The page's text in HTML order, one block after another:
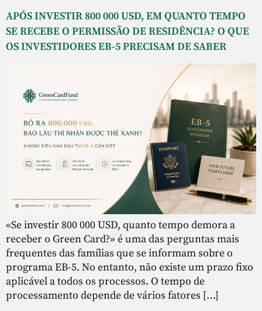
APÓS INVESTIR 800 000 USD, EM QUANTO TEMPO
SE RECEBE O PERMISSÃO DE RESIDÊNCIA? O QUE
OS INVESTIDORES EB-5 PRECISAM DE SABER
«Se investir 800 000 USD, quanto tempo demora a
receber o Green Card?» é uma das perguntas mais
frequentes das famílias que se informam sobre o
programa EB-5. No entanto, não existe um prazo fixo
aplicável a todos os processos. O tempo de
processamento depende de vários fatores […]